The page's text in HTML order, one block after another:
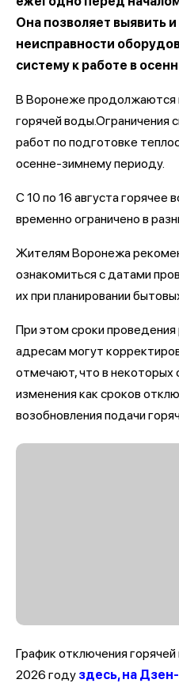
Она позволяет выявить
неисправности
систему к работе в
В Воронеже продолжаются
горячей воды.Ограничения
работ по подготовке
осенне-зимнему периоду.
С 10 по 16 августа горячее
временно ограничено в
Жителям Воронежа
ознакомиться с датами
их при планировании
При этом сроки
адресам могут
отмечают, что в некоторых
изменения как сроков
возобновления подачи
График отключения
2026 году здесь, на